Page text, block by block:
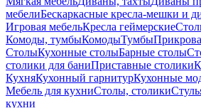
мебелиБескаркасные кресла-мешки и
Игровая мебельКресла геймерские
Комоды, тумбыКомодыТумбы
СтолыКухонные столыБарные столы
столики для баниПриставные столики
КухняКухонный гарнитурКухонные
Мебель для кухниСтолы, столики
кухни